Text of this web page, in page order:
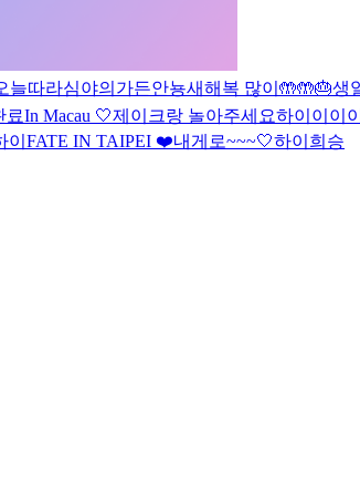
늘따라심야의가든안뇽새해복 많이🤲🤲🎂생
료In Macau 🤍제이크랑 놀아주세요하이이이
이 FATE IN TAIPEI ❤️내게로~~~🤍하이 희승